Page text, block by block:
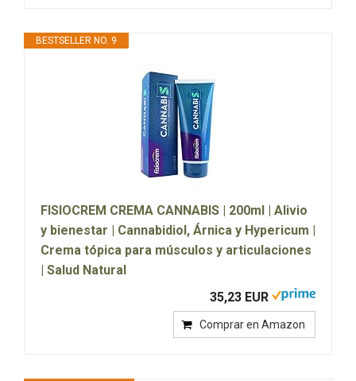
BESTSELLER NO. 9
FISIOCREM CREMA CANNABIS | 200ml | Alivio
y bienestar | Cannabidiol, Árnica y Hypericum |
Crema tópica para músculos y articulaciones
| Salud Natural
35,23 EUR
Comprar en Amazon